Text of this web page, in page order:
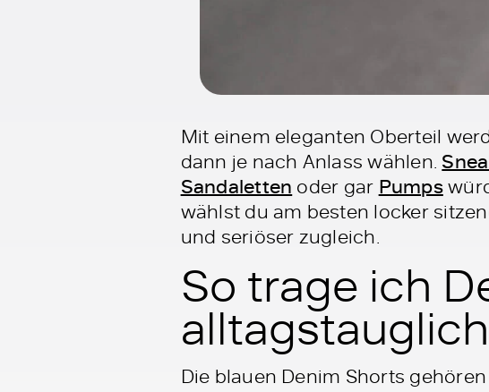
Mit einem eleganten Oberteil
dann je nach Anlass wählen.
Sandaletten oder gar Pumps
wählst du am besten locker
und seriöser zugleich.
So trage ich
alltagstauglich
Die blauen Denim Shorts